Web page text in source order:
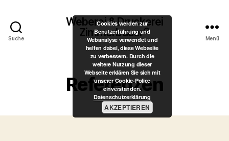
Suche
Weberei & Druckerei
Zimmerbauer®
Menü
Referenzen
Cookies werden zur
Benutzerführung und
Webanalyse verwendet und
helfen dabei, diese Webseite
zu verbessern. Durch die
weitere Nutzung dieser
Webseite erklären Sie sich mit
unserer Cookie-Police
einverstanden.
Datenschutzerklärung
AKZEPTIEREN